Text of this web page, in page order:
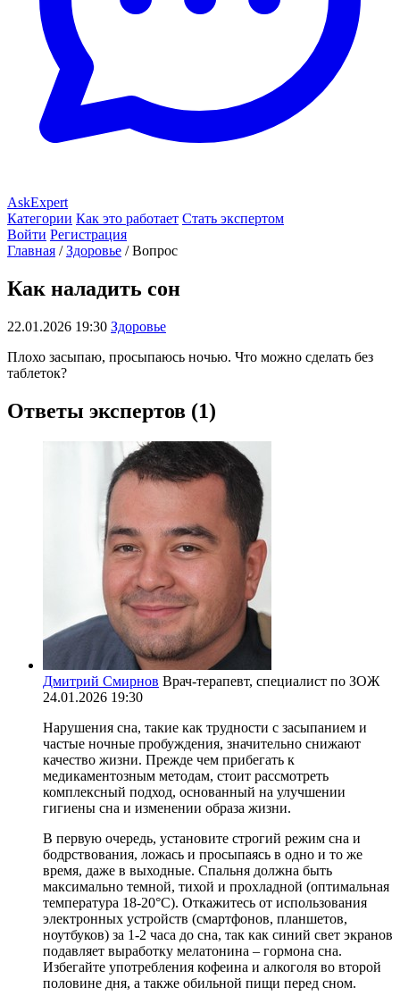
AskExpert
Категории Как это работает Стать экспертом
Войти Регистрация
Главная / Здоровье / Вопрос
Как наладить сон
22.01.2026 19:30 Здоровье
Плохо засыпаю, просыпаюсь ночью. Что можно сделать без
таблеток?
Ответы экспертов (1)
Дмитрий Смирнов Врач-терапевт, специалист по ЗОЖ
24.01.2026 19:30
Нарушения сна, такие как трудности с засыпанием и
частые ночные пробуждения, значительно снижают
качество жизни. Прежде чем прибегать к
медикаментозным методам, стоит рассмотреть
комплексный подход, основанный на улучшении
гигиены сна и изменении образа жизни.
В первую очередь, установите строгий режим сна и
бодрствования, ложась и просыпаясь в одно и то же
время, даже в выходные. Спальня должна быть
максимально темной, тихой и прохладной (оптимальная
температура 18-20°C). Откажитесь от использования
электронных устройств (смартфонов, планшетов,
ноутбуков) за 1-2 часа до сна, так как синий свет экранов
подавляет выработку мелатонина – гормона сна.
Избегайте употребления кофеина и алкоголя во второй
половине дня, а также обильной пищи перед сном.